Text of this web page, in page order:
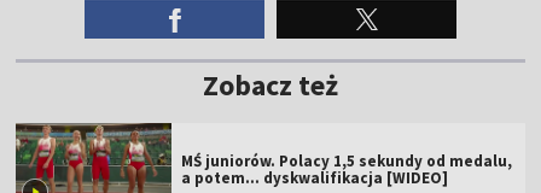
Zobacz też
MŚ juniorów. Polacy 1,5 sekundy od medalu,
a potem... dyskwalifikacja [WIDEO]